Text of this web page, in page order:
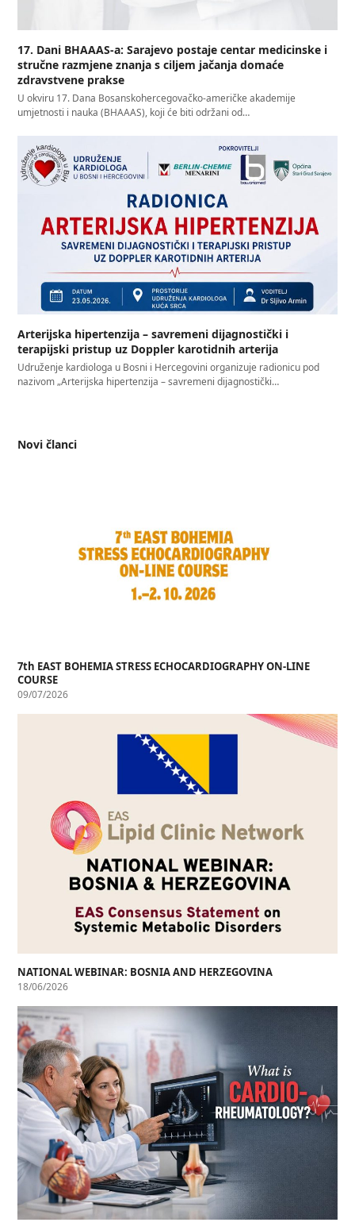
17. Dani BHAAAS-a: Sarajevo postaje centar medicinske i
stručne razmjene znanja s ciljem jačanja domaće
zdravstvene prakse
U okviru 17. Dana Bosanskohercegovačko-američke akademije
umjetnosti i nauka (BHAAAS), koji će biti održani od…
Arterijska hipertenzija – savremeni dijagnostički i
terapijski pristup uz Doppler karotidnih arterija
Udruženje kardiologa u Bosni i Hercegovini organizuje radionicu pod
nazivom „Arterijska hipertenzija – savremeni dijagnostički…
Novi članci
7th EAST BOHEMIA STRESS ECHOCARDIOGRAPHY ON-LINE
COURSE
09/07/2026
NATIONAL WEBINAR: BOSNIA AND HERZEGOVINA
18/06/2026